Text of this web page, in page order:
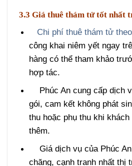
xác và có giá trị pháp lý.
3.3 Giá thuê thám tử tốt nhất
công khai niêm yết ngay
hàng có thể tham khảo
hợp tác.
Phúc An cung cấp dịch